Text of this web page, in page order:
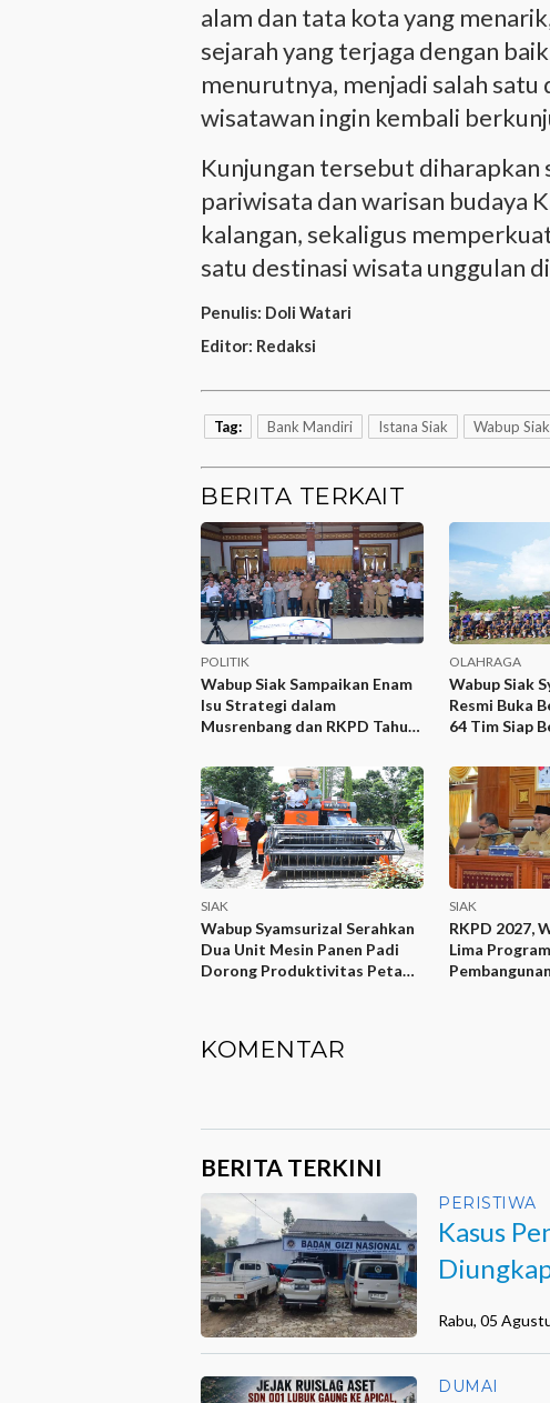
alam dan tata kota yang
sejarah yang terjaga dengan
menurutnya, menjadi salah
wisatawan ingin kembali
Kunjungan tersebut
pariwisata dan warisan budaya
kalangan, sekaligus
satu destinasi wisata unggulan
Penulis: Doli Watari
Editor: Redaksi
Tag: Bank Mandiri Istana Siak Wabup Siak
BERITA TERKAIT
POLITIK
Wabup Siak Sampaikan Enam
Isu Strategi dalam
Musrenbang dan RKPD Tahun
OLAHRAGA
Wabup Siak
Resmi Buka
64 Tim Siap
SIAK
Wabup Syamsurizal Serahkan
Dua Unit Mesin Panen Padi
Dorong Produktivitas Petani
SIAK
RKPD 2027,
Lima
Pembangunan
KOMENTAR
BERITA TERKINI
PERISTIWA
Kasus
Rabu, 05
DUMAI